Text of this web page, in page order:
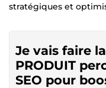
stratégiques et
Je vais faire
PRODUIT
SEO pour